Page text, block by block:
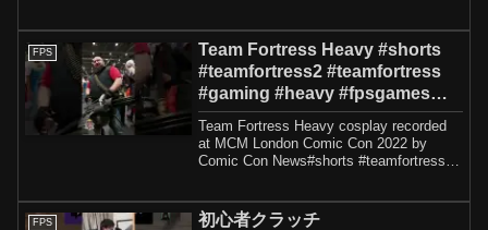
FPS
Team Fortress Heavy #shorts
#teamfortress2 #teamfortress
#gaming #heavy #fpsgames
#tf2 #xbox
Team Fortress Heavy cosplay recorded
at MCM London Comic Con 2022 by
Comic Con News#shorts #teamfortress2
FPS 初心者クラッチ